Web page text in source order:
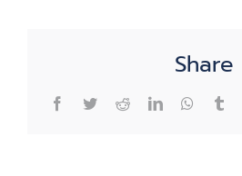
Share
Facebook
TwitterRedditLinkedIn